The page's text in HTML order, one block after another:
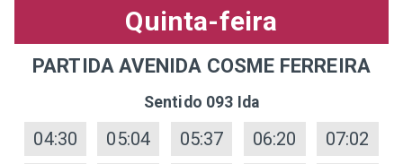
Quinta-feira
PARTIDA AVENIDA COSME FERREIRA
Sentido 093 Ida
04:30 05:04 05:37 06:20
07:02